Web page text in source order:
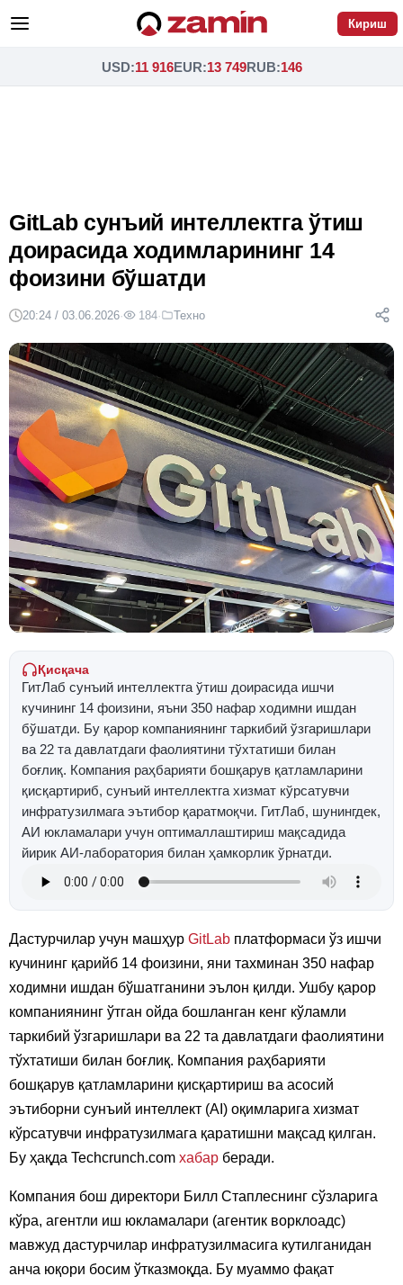
Кириш
USD:11 916EUR:13 749RUB:146
GitLab сунъий интеллектга ўтиш
доирасида ходимларининг 14
фоизини бўшатди
20:24 / 03.06.2026· 184· Техно
Қисқача
ГитЛаб сунъий интеллектга ўтиш доирасида ишчи
кучининг 14 фоизини, яъни 350 нафар ходимни ишдан
бўшатди. Бу қарор компаниянинг таркибий ўзгаришлари
ва 22 та давлатдаги фаолиятини тўхтатиши билан
боғлиқ. Компания раҳбарияти бошқарув қатламларини
қисқартириб, сунъий интеллектга хизмат кўрсатувчи
инфратузилмага эътибор қаратмоқчи. ГитЛаб, шунингдек,
АИ юкламалари учун оптималлаштириш мақсадида
йирик АИ-лаборатория билан ҳамкорлик ўрнатди.
Дастурчилар учун машҳур GitLab платформаси ўз ишчи
кучининг қарийб 14 фоизини, яни тахминан 350 нафар
ходимни ишдан бўшатганини эълон қилди. Ушбу қарор
компаниянинг ўтган ойда бошланган кенг кўламли
таркибий ўзгаришлари ва 22 та давлатдаги фаолиятини
тўхтатиши билан боғлиқ. Компания раҳбарияти
бошқарув қатламларини қисқартириш ва асосий
эътиборни сунъий интеллект (AI) оқимларига хизмат
кўрсатувчи инфратузилмага қаратишни мақсад қилган.
Бу ҳақда Techcrunch.com хабар беради.
Компания бош директори Билл Стаплеснинг сўзларига
кўра, агентли иш юкламалари (агентик ворклоадс)
мавжуд дастурчилар инфратузилмасига кутилганидан
анча юқори босим ўтказмоқда. Бу муаммо фақат